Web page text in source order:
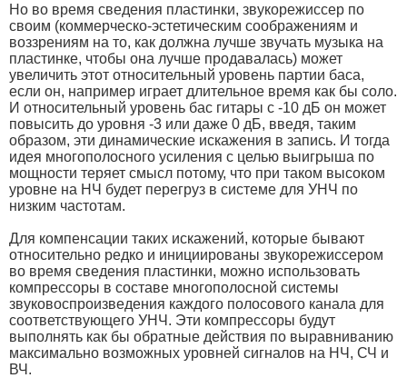
Но во время сведения пластинки, звукорежиссер по
своим (коммерческо-эстетическим соображениям и
воззрениям на то, как должна лучше звучать музыка на
пластинке, чтобы она лучше продавалась) может
увеличить этот относительный уровень партии баса,
если он, например играет длительное время как бы соло.
И относительный уровень бас гитары с -10 дБ он может
повысить до уровня -3 или даже 0 дБ, введя, таким
образом, эти динамические искажения в запись. И тогда
идея многополосного усиления с целью выигрыша по
мощности теряет смысл потому, что при таком высоком
уровне на НЧ будет перегруз в системе для УНЧ по
низким частотам.
Для компенсации таких искажений, которые бывают
относительно редко и инициированы звукорежиссером
во время сведения пластинки, можно использовать
компрессоры в составе многополосной системы
звуковоспроизведения каждого полосового канала для
соответствующего УНЧ. Эти компрессоры будут
выполнять как бы обратные действия по выравниванию
максимально возможных уровней сигналов на НЧ, СЧ и
ВЧ.